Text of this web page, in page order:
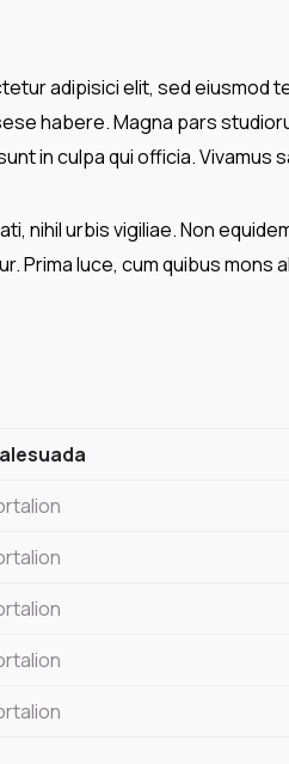
adipisici elit, sed eiusmod
habere. Magna pars
in culpa qui officia.
nihil urbis vigiliae. Non
Prima luce, cum quibus